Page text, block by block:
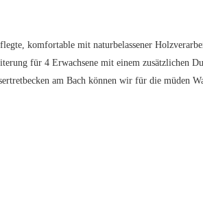
komfortable mit naturbelassener
für 4 Erwachsene mit einem zusätzlichen
am Bach können wir für die müden